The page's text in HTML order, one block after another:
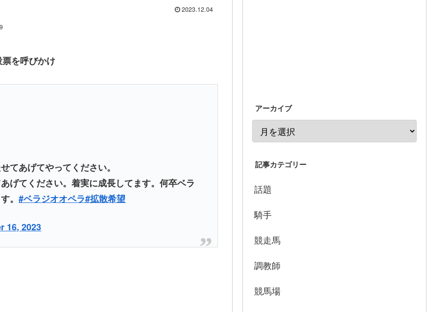
2023.12.04
を呼びかけ
てあげてやってください。
げてください。着実に成長してます。何卒ベラ
。#ベラジオオペラ#拡散希望
16, 2023
アーカイブ
記事カテゴリー
話題
騎手
競走馬
調教師
競馬場